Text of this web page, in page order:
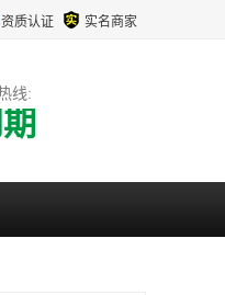
资质认证 实名商家
线: